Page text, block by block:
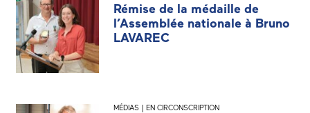
Rémise de la médaille de
l’Assemblée nationale à Bruno
LAVAREC
MÉDIAS | EN CIRCONSCRIPTION